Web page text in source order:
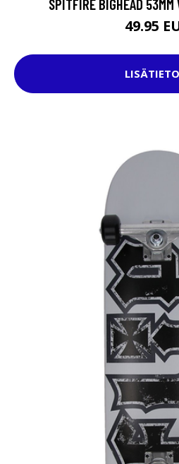
SPITFIRE BIGHEAD
49.95